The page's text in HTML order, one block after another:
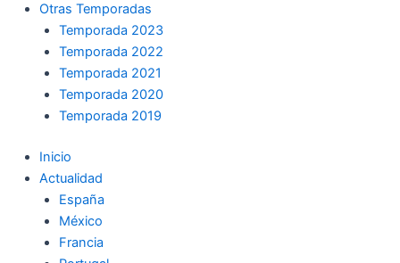
Otras Temporadas
Temporada 2023
Temporada 2022
Temporada 2021
Temporada 2020
Temporada 2019
Inicio
Actualidad
España
México
Francia